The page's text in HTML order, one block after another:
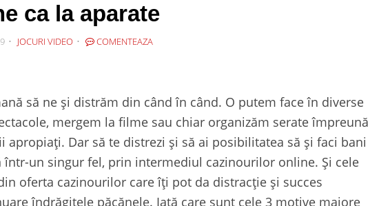
ca la aparate
JOCURI VIDEO COMENTEAZA
să ne şi distrăm din când în când. O putem face în diverse
mergem la filme sau chiar organizăm serate împreună
apropiați. Dar să te distrezi şi să ai posibilitatea să şi faci bani
un singur fel, prin intermediul cazinourilor online. Şi cele
oferta cazinourilor care îți pot da distracție şi succes
îndrăgitele păcănele. Iată care sunt cele 3 motive majore